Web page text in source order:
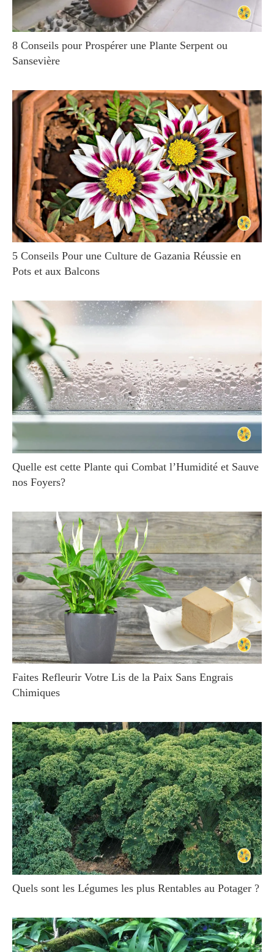
8 Conseils pour Prospérer une Plante Serpent ou
Sansevière
5 Conseils Pour une Culture de Gazania Réussie en
Pots et aux Balcons
Quelle est cette Plante qui Combat l’Humidité et Sauve
nos Foyers?
Faites Refleurir Votre Lis de la Paix Sans Engrais
Chimiques
Quels sont les Légumes les plus Rentables au Potager ?